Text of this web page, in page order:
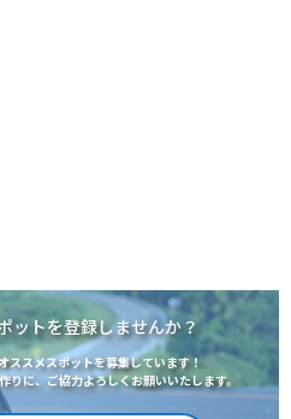
ットを登録しませんか？
ススメスポットを募集しています！
に、ご協力よろしくお願いいたします。